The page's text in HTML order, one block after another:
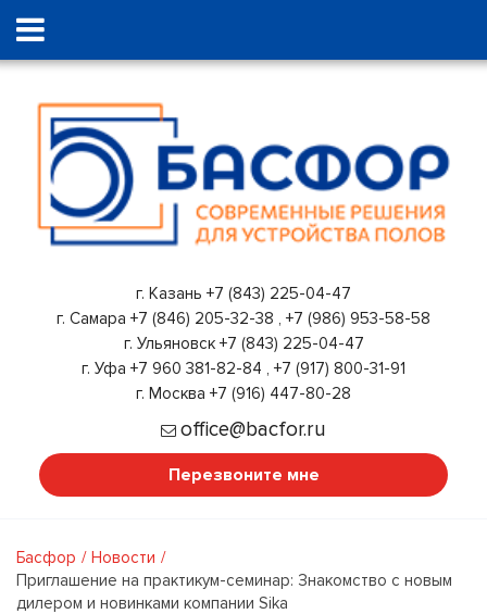
г. Казань +7 (843) 225-04-47
г. Самара +7 (846) 205-32-38 , +7 (986) 953-58-58
г. Ульяновск +7 (843) 225-04-47
г. Уфа +7 960 381-82-84 , +7 (917) 800-31-91
г. Москва +7 (916) 447-80-28
office@bacfor.ru
Перезвоните мне
Басфор
Новости
Приглашение на практикум-семинар: Знакомство с новым
дилером и новинками компании Sika